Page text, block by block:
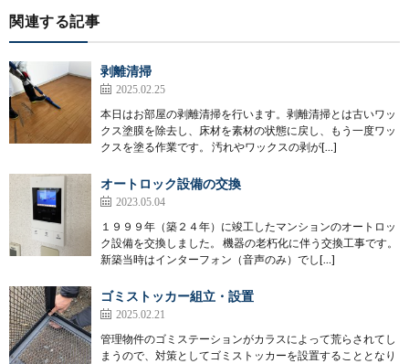
関連する記事
剥離清掃
2025.02.25
本日はお部屋の剥離清掃を行います。剥離清掃とは古いワッ
クス塗膜を除去し、床材を素材の状態に戻し、もう一度ワッ
クスを塗る作業です。 汚れやワックスの剥が[…]
オートロック設備の交換
2023.05.04
１９９９年（築２４年）に竣工したマンションのオートロッ
ク設備を交換しました。 機器の老朽化に伴う交換工事です。
新築当時はインターフォン（音声のみ）でし[…]
ゴミストッカー組立・設置
2025.02.21
管理物件のゴミステーションがカラスによって荒らされてし
まうので、対策としてゴミストッカーを設置することとなり